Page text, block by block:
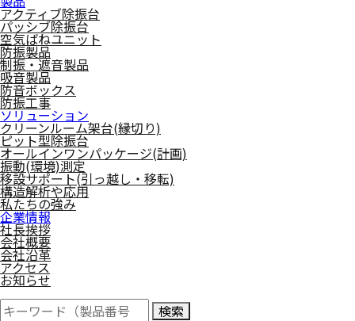
アクティブ除振台
パッシブ除振台
空気ばねユニット
防振製品
制振・遮音製品
吸音製品
防音ボックス
防振工事
ソリューション
クリーンルーム架台(縁切り)
ピット型除振台
オールインワンパッケージ(計画)
振動(環境)測定
移設サポート(引っ越し・移転)
構造解析や応用
私たちの強み
企業情報
社長挨拶
会社概要
会社沿革
アクセス
お知らせ
検索